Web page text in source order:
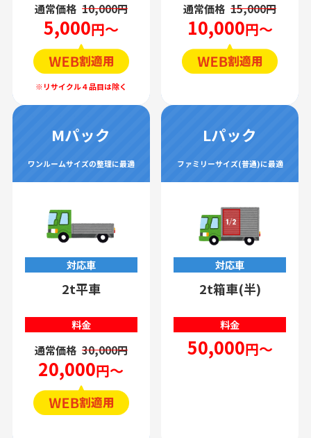
通常価格 10,000円
5,000円～
通常価格 15,000円
10,000円～
Mパック
ワンルームサイズの整理に最適
対応車
2t平車
料金
通常価格 30,000円
20,000円～
Lパック
ファミリーサイズ(普通)に最適
対応車
2t箱車(半)
料金
50,000円～